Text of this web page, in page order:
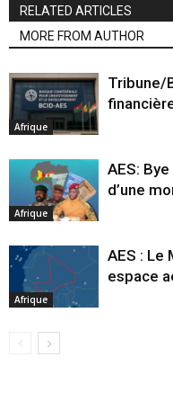
RELATED ARTICLES
MORE FROM AUTHOR
Afrique
Tribune/
Afrique
AES:
d’une
Afrique
AES : Le
espace